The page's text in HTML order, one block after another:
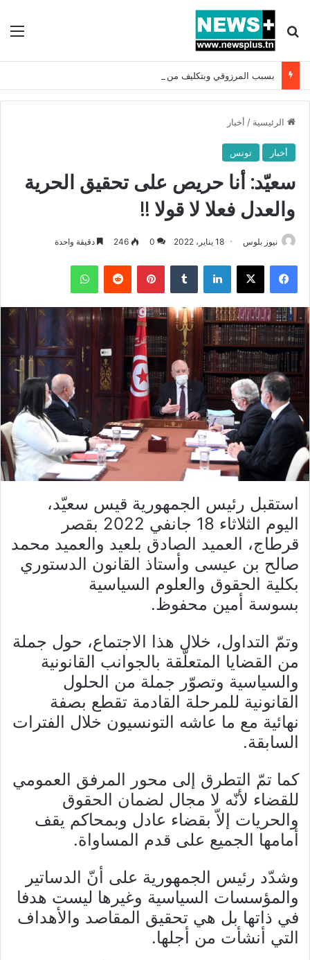
بحث عن
الرئيسية / أخبار
أخبار تونس
سعيّد: أنا حريص على تحقيق الحرية
والعدل فعلا لا قولا !!
نيوز بلوس 18 يناير، 2022 0
246 دقيقة واحدة
فيسبوك X لينكدإن بينتيريست واتساب
استقبل رئيس الجمهورية قيس سعيّد،
اليوم الثلاثاء 18 جانفي 2022 بقصر
قرطاج، العميد الصادق بلعيد والعميد محمد
صالح بن عيسى وأستاذ القانون الدستوري
بكلية الحقوق والعلوم السياسية
بسوسة أمين محفوظ.
وتمّ التداول، خلال هذا الاجتماع، حول جملة
من القضايا المتعلّقة بالجوانب القانونية
والسياسية وتصوّر جملة من الحلول
القانونية للمرحلة القادمة تقطع بصفة
نهائية مع ما عاشه التونسيون خلال الفترات
السابقة.
كما تمّ التطرق إلى محور المرفق العمومي
للقضاء لأنّه لا مجال لضمان الحقوق
والحريات إلاّ بقضاء عادل وبمحاكم يقف
أمامها الجميع على قدم المساواة.
وشدّد رئيس الجمهورية على أنّ الدساتير
والمؤسسات السياسية وغيرها ليست هدفا
في ذاتها بل هي تحقيق المقاصد والأهداف
التي أنشأت من أجلها.